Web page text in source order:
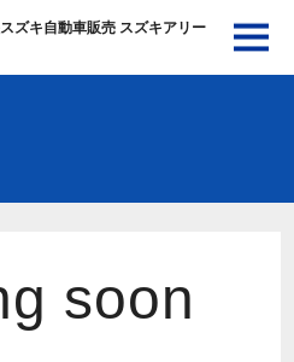
ズキ自動車販売 スズキアリー
soon